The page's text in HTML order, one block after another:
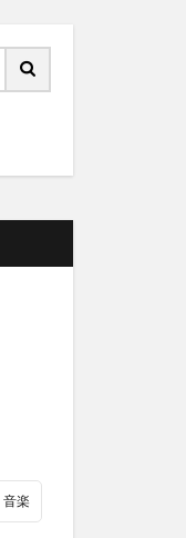
音楽